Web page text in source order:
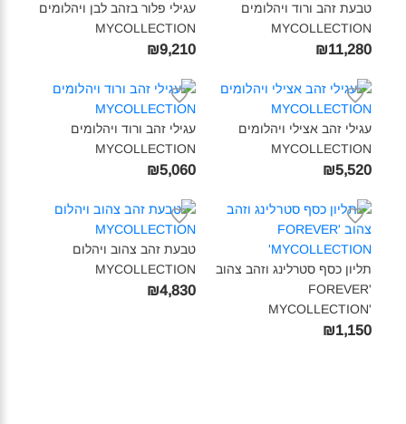
טבעת זהב ורוד ויהלומים
MYCOLLECTION‎
₪11,280
עגילי פלור בזהב לבן ויהלומים
MYCOLLECTION‎
₪9,210
עגילי זהב אצילי ויהלומים
MYCOLLECTION‎
₪5,520
עגילי זהב ורוד ויהלומים
MYCOLLECTION‎
₪5,060
תליון כסף סטרלינג וזהב צהוב
FOREVER'
MYCOLLECTION'‎
₪1,150
טבעת זהב צהוב ויהלום
MYCOLLECTION‎
₪4,830